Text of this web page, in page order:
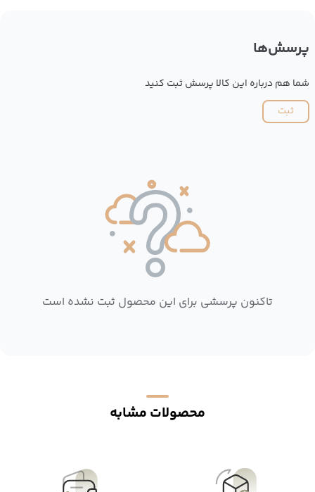
پرسش‌ها
شما هم درباره این کالا پرسش ثبت کنید
ثبت
تاکنون پرسشی برای این محصول ثبت نشده است
محصولات مشابه